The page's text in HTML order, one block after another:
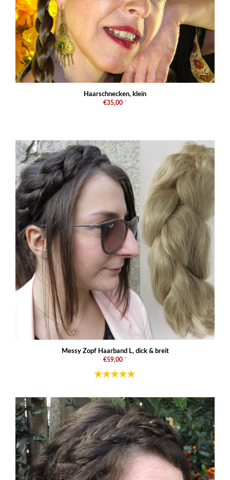
Haarschnecken, klein
€35,00 *
Messy Zopf Haarband L, dick & breit
€59,00 *